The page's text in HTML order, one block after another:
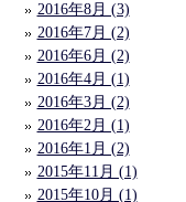
2016年8月 (3)
2016年7月 (2)
2016年6月 (2)
2016年4月 (1)
2016年3月 (2)
2016年2月 (1)
2016年1月 (2)
2015年11月 (1)
2015年10月 (1)